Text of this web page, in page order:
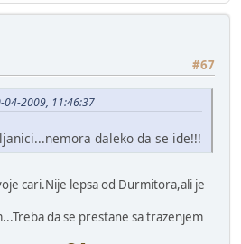
#67
04-2009, 11:46:37
daleko da se ide!!!
cari.Nije lepsa od Durmitora,ali je
da se prestane sa trazenjem